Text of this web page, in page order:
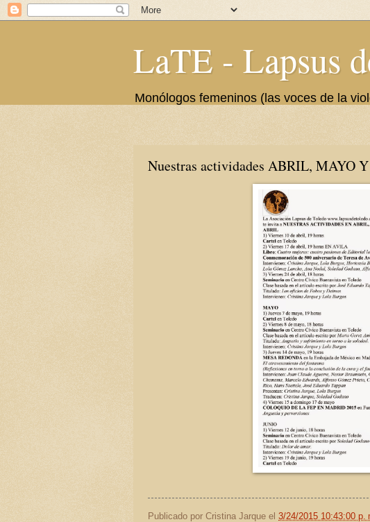
LaTE - Lapsus
Monólogos femeninos (las voces de la
Nuestras actividades ABRIL, MAYO
Publicado por Cristina Jarque el 3/24/2015 10:43:00 p.